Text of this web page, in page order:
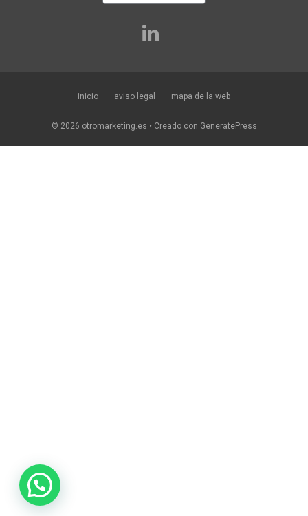
inicio aviso legal mapa de la web
© 2026 otromarketing.es • Creado con GeneratePress